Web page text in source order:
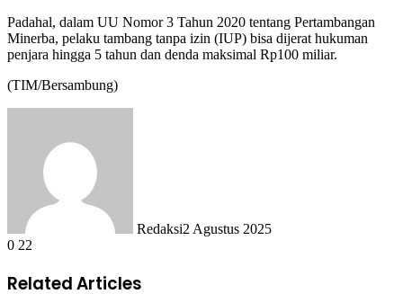
Padahal, dalam UU Nomor 3 Tahun 2020 tentang Pertambangan
Minerba, pelaku tambang tanpa izin (IUP) bisa dijerat hukuman
penjara hingga 5 tahun dan denda maksimal Rp100 miliar.
(TIM/Bersambung)
Redaksi2 Agustus 2025
0 22
Related Articles